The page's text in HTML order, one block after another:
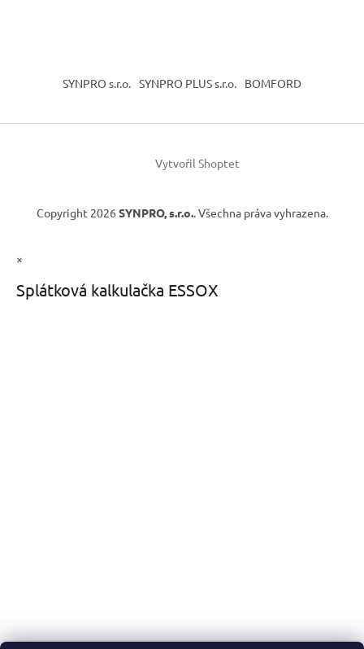
SYNPRO s.r.o. SYNPRO PLUS s.r.o. BOMFORD
Vytvořil Shoptet
Copyright 2026 SYNPRO, s.r.o.. Všechna práva vyhrazena.
×
Splátková kalkulačka ESSOX